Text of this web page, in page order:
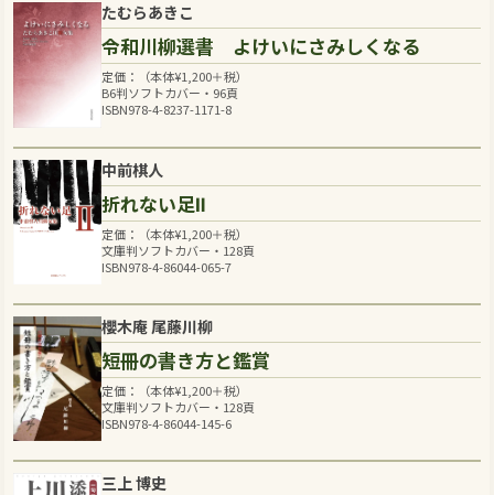
たむらあきこ
令和川柳選書 よけいにさみしくなる
定価：（本体¥1,200＋税）
B6判ソフトカバー・96頁
ISBN978-4-8237-1171-8
中前棋人
折れない足Ⅱ
定価：（本体¥1,200＋税）
文庫判ソフトカバー・128頁
ISBN978-4-86044-065-7
櫻木庵 尾藤川柳
短冊の書き方と鑑賞
定価：（本体¥1,200＋税）
文庫判ソフトカバー・128頁
ISBN978-4-86044-145-6
三上 博史